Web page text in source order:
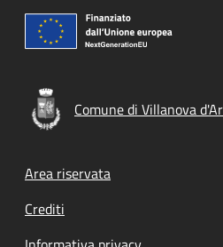
Comune di Villanova
Footer menu
Area riservata
Crediti